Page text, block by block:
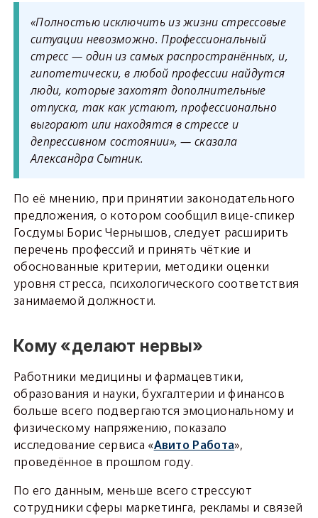
«Полностью исключить из жизни стрессовые
ситуации невозможно. Профессиональный
стресс — один из самых распространённых, и,
гипотетически, в любой профессии найдутся
люди, которые захотят дополнительные
отпуска, так как устают, профессионально
выгорают или находятся в стрессе и
депрессивном состоянии», — сказала
Александра Сытник.
По её мнению, при принятии законодательного
предложения, о котором сообщил вице-спикер
Госдумы Борис Чернышов, следует расширить
перечень профессий и принять чёткие и
обоснованные критерии, методики оценки
уровня стресса, психологического соответствия
занимаемой должности.
Кому «делают нервы»
Работники медицины и фармацевтики,
образования и науки, бухгалтерии и финансов
больше всего подвергаются эмоциональному и
физическому напряжению, показало
исследование сервиса «Авито Работа»,
проведённое в прошлом году.
По его данным, меньше всего стрессуют
сотрудники сферы маркетинга, рекламы и связей